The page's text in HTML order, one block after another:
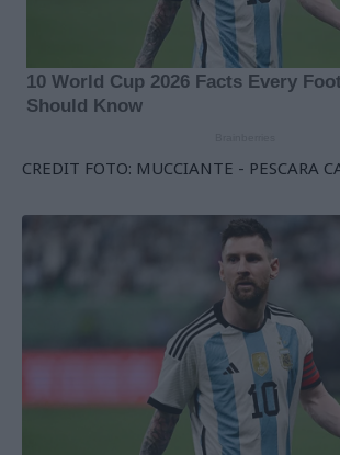
CREDIT FOTO: MUCCIANTE - PESCARA